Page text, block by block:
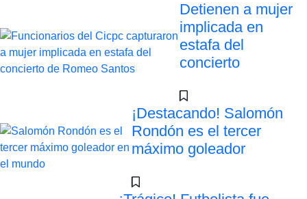
Detienen a mujer
implicada en
estafa del
concierto
¡Destacando! Salomón
Rondón es el tercer
máximo goleador